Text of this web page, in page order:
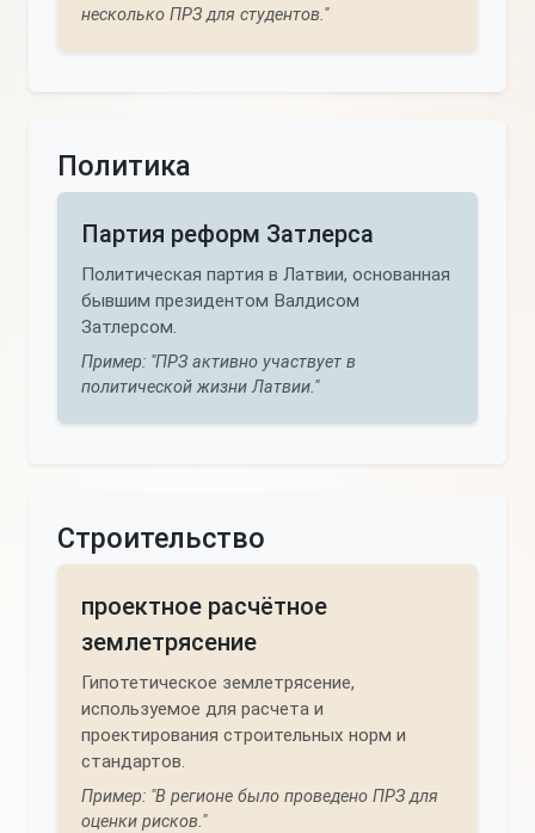
несколько ПРЗ для студентов."
Политика
Партия реформ Затлерса
Политическая партия в Латвии, основанная
бывшим президентом Валдисом
Затлерсом.
Пример: "ПРЗ активно участвует в
политической жизни Латвии."
Строительство
проектное расчётное
землетрясение
Гипотетическое землетрясение,
используемое для расчета и
проектирования строительных норм и
стандартов.
Пример: "В регионе было проведено ПРЗ для
оценки рисков."